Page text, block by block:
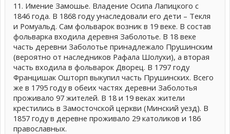
11. Имение Замошье. Владение Осипа Лапицкого с
1846 года. В 1868 году унаследовали его дети – Текля
и Ромуальд. Сам фольварок возник в 19 веке. В состав
фольварка входила деревня Заболотье. В 18 веке
часть деревни Заболотье принадлежало Прушинским
(вероятно от наследников Рафала Шолухи), а вторая
часть входила в фольварок Дворец. В 1797 году
Францишак Ошторп выкупил часть Прушинских. Всего
же в 1795 году в обеих частях деревни Заболотья
проживало 97 жителей. В 18 и 19 веках жители
крестились в Замосточской церкви (Минский уезд). В
1857 году в деревне проживало 29 католиков и 186
православных.